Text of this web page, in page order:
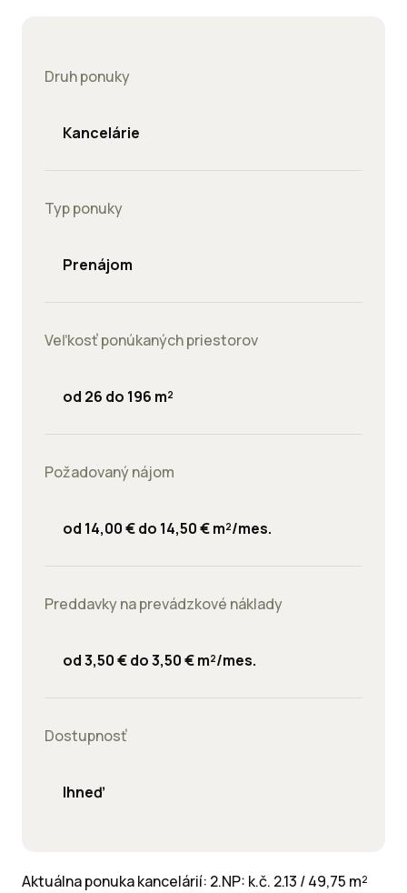
Druh ponuky
Kancelárie
Typ ponuky
Prenájom
Veľkosť ponúkaných priestorov
od 26 do 196 m²
Požadovaný nájom
od 14,00 € do 14,50 € m²/mes.
Preddavky na prevádzkové náklady
od 3,50 € do 3,50 € m²/mes.
Dostupnosť
Ihneď
Aktuálna ponuka kancelárií: 2.NP: k.č. 2.13 / 49,75 m²